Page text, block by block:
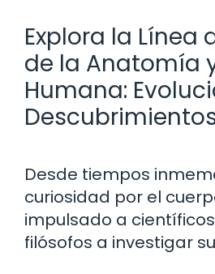
Explora la Línea
de la Anatomía
Humana:
Desde tiempos
curiosidad por el
impulsado a
filósofos a investigar